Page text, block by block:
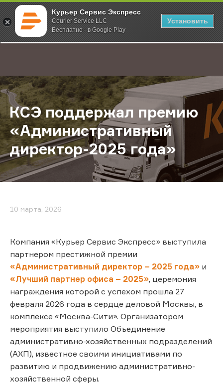
Курьер Сервис Экспресс
Courier Service LLC
Бесплатно - в Google Play
Установить
;
Главная О компании Новости КСЭ поддержал премию
КСЭ поддержал премию
«Административный
директор-2025 года»
10 марта, 2026
Компания «Курьер Сервис Экспресс» выступила
партнером престижной премии
«Административный директор – 2025 года» и
«Лучший партнер офиса – 2025», церемония
награждения которой с успехом прошла 27
февраля 2026 года в сердце деловой Москвы, в
комплексе «Москва-Сити». Организатором
мероприятия выступило Объединение
административно-хозяйственных подразделений
(АХП), известное своими инициативами по
развитию и продвижению административно-
хозяйственной сферы.